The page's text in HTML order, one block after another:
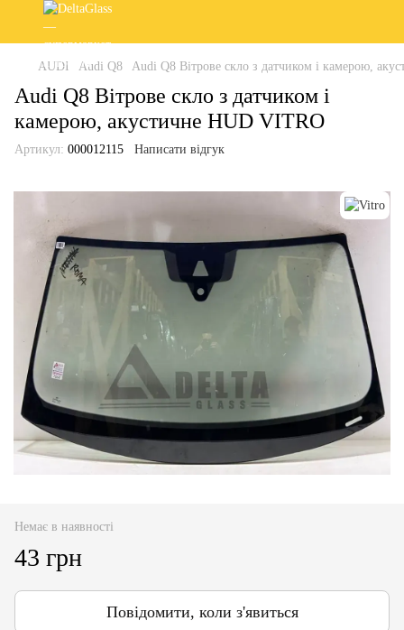
AUDI Audi Q8 Audi Q8 Вітрове скло з датчиком і камерою,
Audi Q8 Вітрове скло з датчиком і
камерою, акустичне HUD VITRO
Артикул: 000012115 Написати відгук
Немає в наявності
43 грн
Повідомити, коли з'явиться